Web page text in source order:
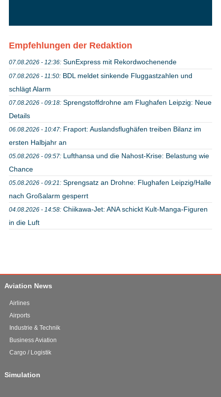
Empfehlungen der Redaktion
07.08.2026 - 12:36: SunExpress mit Rekordwochenende
07.08.2026 - 11:50: BDL meldet sinkende Fluggastzahlen und
schlägt Alarm
07.08.2026 - 09:18: Sprengstoffdrohne am Flughafen Leipzig: Neue
Details
06.08.2026 - 10:47: Fraport: Auslandsflughäfen treiben Bilanz im
ersten Halbjahr an
05.08.2026 - 09:57: Lufthansa und die Nahost-Krise: Belastung wie
Chance
05.08.2026 - 09:21: Sprengsatz an Drohne: Flughafen Leipzig/Halle
nach Großalarm gesperrt
04.08.2026 - 14:58: Chiikawa-Jet: ANA schickt Kult-Manga-Figuren
in die Luft
Aviation News
Airlines
Airports
Industrie & Technik
Business Aviation
Cargo / Logistik
Simulation